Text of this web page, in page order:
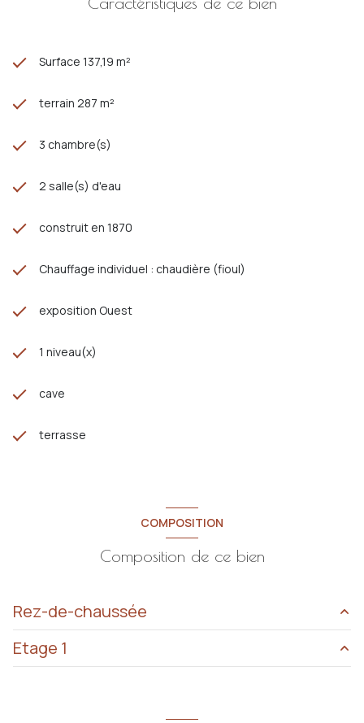
Surface 137,19 m²
terrain 287 m²
3 chambre(s)
2 salle(s) d'eau
construit en 1870
Chauffage individuel : chaudière (fioul)
exposition Ouest
1 niveau(x)
cave
terrasse
COMPOSITION
Composition de ce bien
Rez-de-chaussée
cuisine
Etage 1